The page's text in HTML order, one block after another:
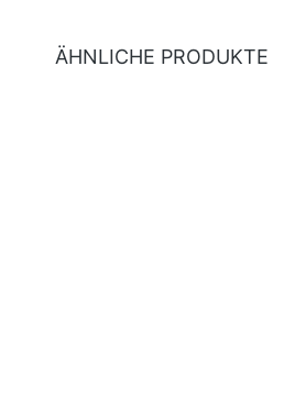
ÄHNLICHE PRODUKTE